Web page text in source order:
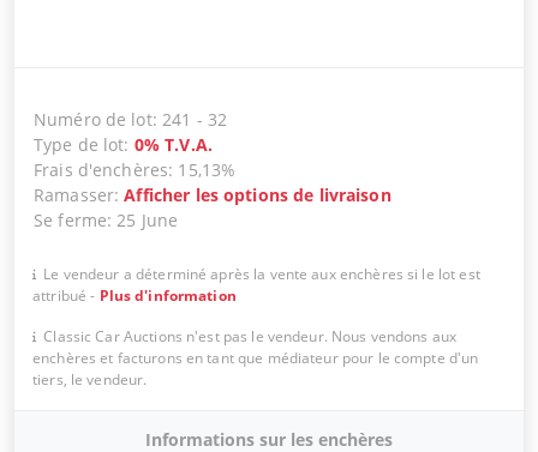
Numéro de lot:241 - 32
Type de lot: 0% T.V.A.
Frais d'enchères: 15,13%
Ramasser:Afficher les options de livraison
Se ferme:25 June
Le vendeur a déterminé après la vente aux enchères si le lot est
attribué - Plus d'information
Classic Car Auctions n'est pas le vendeur. Nous vendons aux
enchères et facturons en tant que médiateur pour le compte d'un
tiers, le vendeur.
Informations sur les enchères